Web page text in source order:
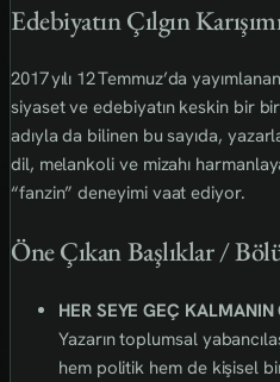
Edebiyatın Çılgın
2017 yılı 12 Temmuz’da yayımlanan
siyaset ve edebiyatın keskin bir
adıyla da bilinen bu sayıda,
dil, melankoli ve mizahı
“fanzin” deneyimi vaat ediyor.
Öne Çıkan Başlıklar /
HER SEYE GEÇ
Yazarın toplumsal
hem politik hem de kişisel